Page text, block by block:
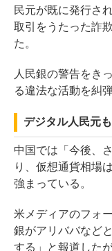
民元が既に発行さ
取引をうたった詐
た。
人民銀の警告をき
る違法な活動を糾
デジタル人民元
中国では「今後、
り、仮想通貨相場
強まっている。
米メディアのフォ
銀がアリババなど
する」と報道した